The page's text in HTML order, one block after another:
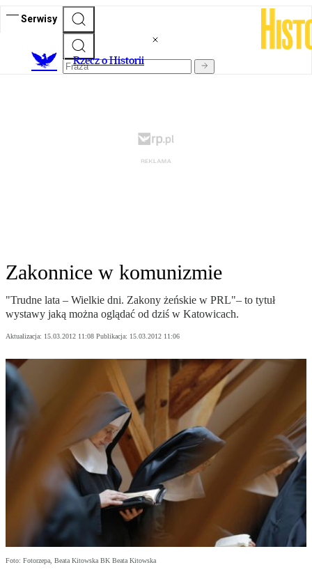
Serwisy
Rzecz o Historii
Zakonnice w komunizmie
"Trudne lata – Wielkie dni. Zakony żeńskie w PRL"– to tytuł
wystawy jaką można oglądać od dziś w Katowicach.
Aktualizacja: 15.03.2012 11:08 Publikacja: 15.03.2012 11:06
Foto: Fotorzepa, Beata Kitowska BK Beata Kitowska